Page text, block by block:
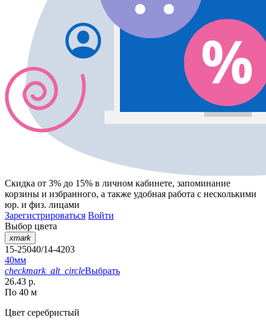
Скидка от 3% до 15% в личном кабинете, запоминание
корзины и избранного, а также удобная работа с несколькими
юр. и физ. лицами
Зарегистрироваться Войти
Выбор цвета
xmark
15-25040/14-4203
40мм
checkmark_alt_circleВыбрать
26.43 р.
По 40 м
Цвет серебристый